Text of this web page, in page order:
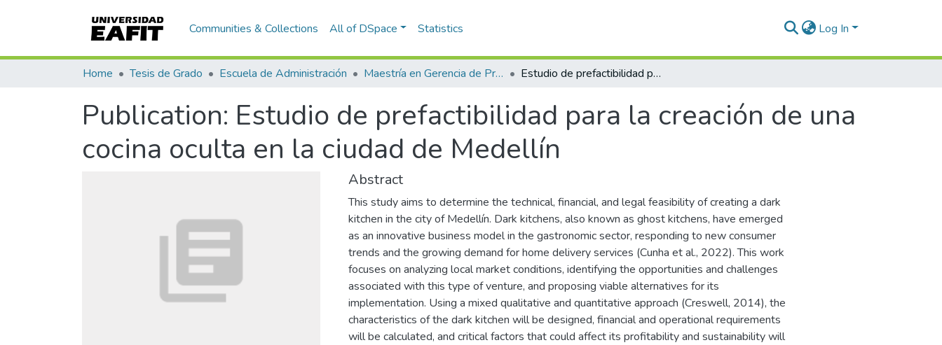
Communities & Collections All of DSpace Statistics Log In
Home Tesis de Grado Escuela de Administración Maestría en Gerencia de Proyectos (Tesis) Estudio de prefactibilidad para la creación de una cocina oculta en la ciudad de Medellín
Publication: Estudio de prefactibilidad para la creación de una
cocina oculta en la ciudad de Medellín
Abstract
This study aims to determine the technical, financial, and legal feasibility of creating a dark
kitchen in the city of Medellín. Dark kitchens, also known as ghost kitchens, have emerged
as an innovative business model in the gastronomic sector, responding to new consumer
trends and the growing demand for home delivery services (Cunha et al., 2022). This work
focuses on analyzing local market conditions, identifying the opportunities and challenges
associated with this type of venture, and proposing viable alternatives for its
implementation. Using a mixed qualitative and quantitative approach (Creswell, 2014), the
characteristics of the dark kitchen will be designed, financial and operational requirements
will be calculated, and critical factors that could affect its profitability and sustainability will